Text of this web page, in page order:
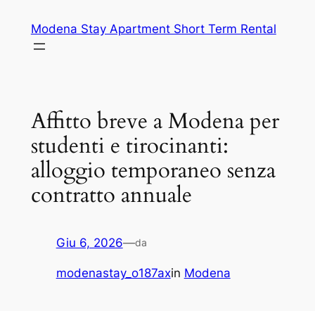
contenuto
Modena Stay Apartment Short Term Rental
Affitto breve a Modena per
studenti e tirocinanti:
alloggio temporaneo senza
contratto annuale
Giu 6, 2026—da
modenastay_o187axin Modena